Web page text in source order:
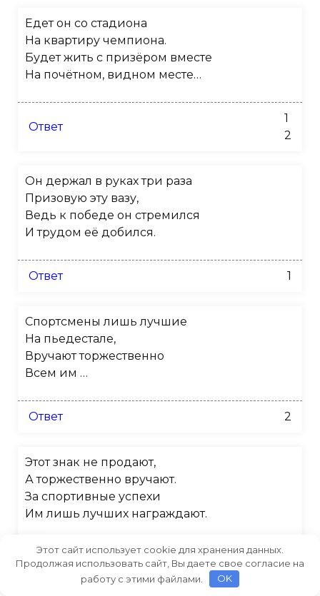
Едет он со стадиона
На квартиру чемпиона.
Будет жить с призёром вместе
На почётном, видном месте…
Ответ
1
2
Он держал в руках три раза
Призовую эту вазу,
Ведь к победе он стремился
И трудом её добился.
Ответ 1
Спортсмены лишь лучшие
На пьедестале,
Вручают торжественно
Всем им …
Ответ 2
Этот знак не продают,
А торжественно вручают.
За спортивные успехи
Им лишь лучших награждают.
Ответ
Этот сайт использует cookie для хранения данных.
Продолжая использовать сайт, Вы даете свое согласие на
работу с этими файлами.
OK